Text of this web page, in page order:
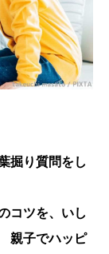
掘り質問をし
コツを、いし
親子でハッピ